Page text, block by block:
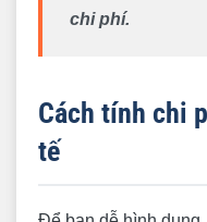
chi phí.
Cách tính chi
tế